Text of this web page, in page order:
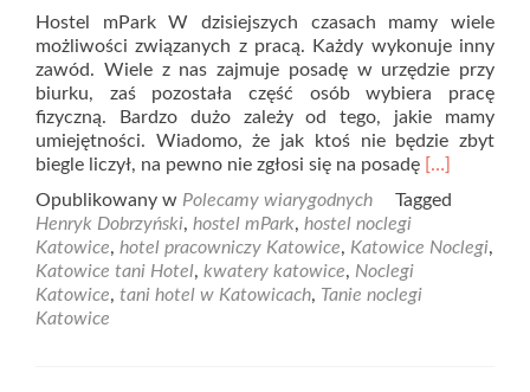
Hostel mPark W dzisiejszych czasach mamy wiele
możliwości związanych z pracą. Każdy wykonuje inny
zawód. Wiele z nas zajmuje posadę w urzędzie przy
biurku, zaś pozostała część osób wybiera pracę
fizyczną. Bardzo dużo zależy od tego, jakie mamy
umiejętności. Wiadomo, że jak ktoś nie będzie zbyt
biegle liczył, na pewno nie zgłosi się na posadę Read
about
tani
[…]
Opublikowany w Polecamy wiarygodnych
Tagged
Henryk Dobrzyński, hostel mPark, hostel noclegi
Katowice, hotel pracowniczy Katowice, Katowice Noclegi,
Katowice tani Hotel, kwatery katowice, Noclegi
Katowice, tani hotel w Katowicach, Tanie noclegi
Katowice